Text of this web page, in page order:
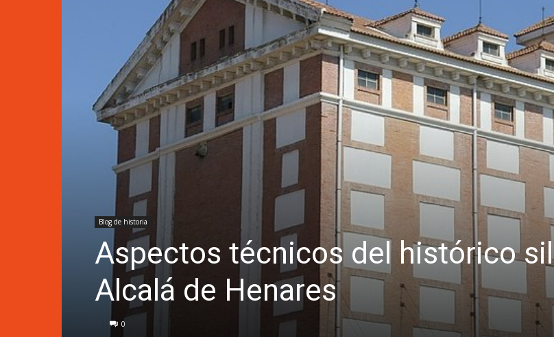
mas
Blog de historia
Aspectos técnicos del histórico
Alcalá de Henares
0